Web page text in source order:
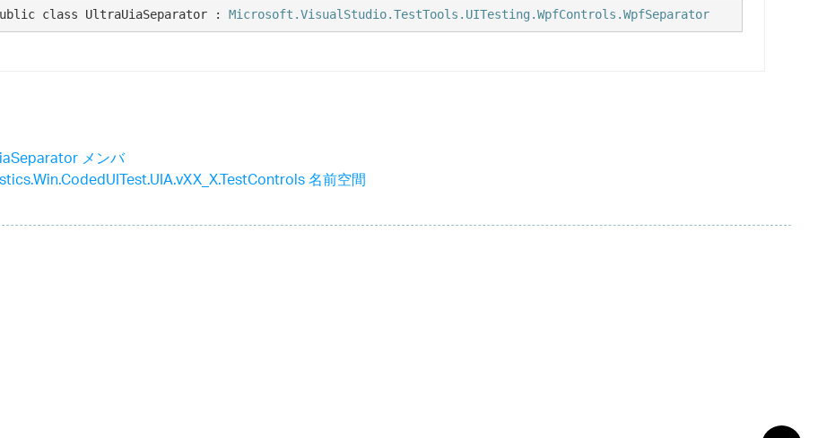
class UltraUiaSeparator : Microsoft.VisualStudio.TestTools.UITesting.WpfControls.WpfSeparator
メンバ
名前空間